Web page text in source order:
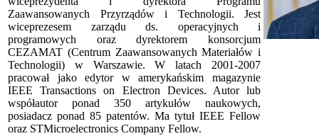
Zaawansowanych Przyrządów i Technologii. Jest
wiceprezesem zarządu ds. operacyjnych i
programowych oraz dyrektorem konsorcjum
CEZAMAT (Centrum Zaawansowanych Materiałów i
Technologii) w Warszawie. W latach 2001-2007
pracował jako edytor w amerykańskim magazynie
IEEE Transactions on Electron Devices. Autor lub
współautor ponad 350 artykułów naukowych,
posiadacz ponad 85 patentów. Ma tytuł IEEE Fellow
oraz STMicroelectronics Company Fellow.